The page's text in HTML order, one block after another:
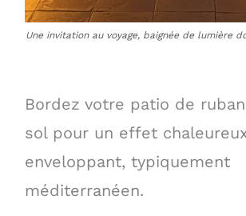
Une invitation au voyage, baignée de lumière
Bordez votre patio de
sol pour un effet
enveloppant, typiquement
méditerranéen.